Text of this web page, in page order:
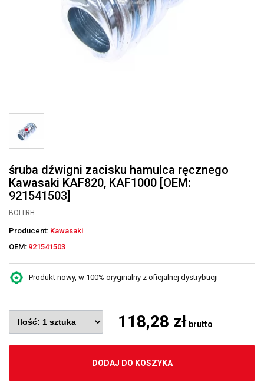
śruba dźwigni zacisku hamulca ręcznego
Kawasaki KAF820, KAF1000 [OEM:
921541503]
BOLTRH
Producent: Kawasaki
OEM: 921541503
Produkt nowy, w 100% oryginalny z oficjalnej dystrybucji
118,28 zł brutto
DODAJ DO KOSZYKA